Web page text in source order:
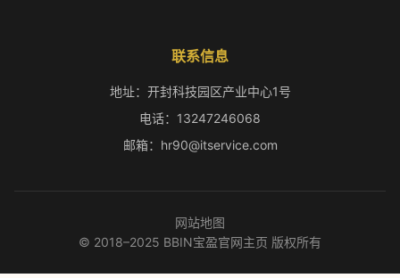
联系信息
地址：开封科技园区产业中心1号
电话：13247246068
邮箱：hr90@itservice.com
网站地图
© 2018–2025 BBIN宝盈官网主页 版权所有